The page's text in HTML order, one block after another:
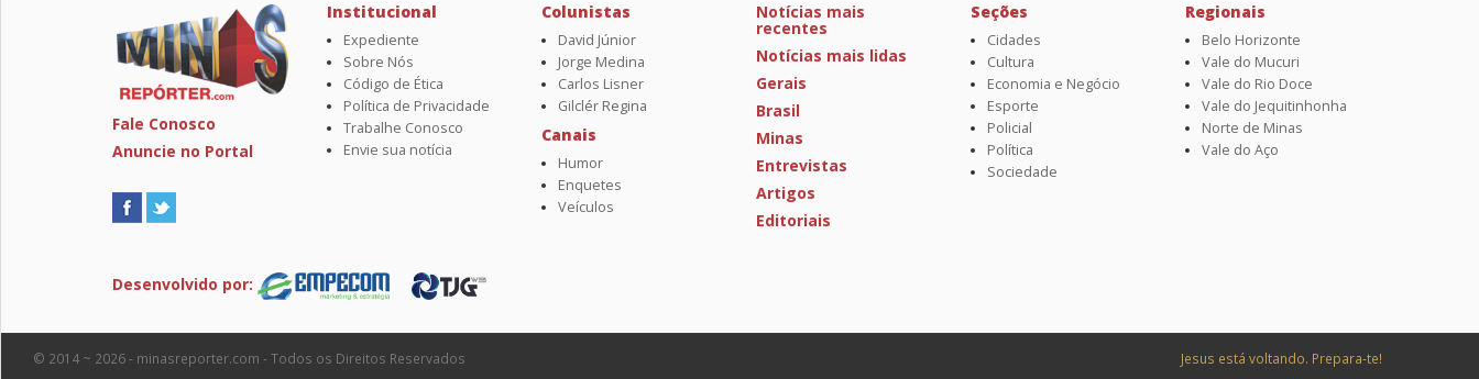
Fale Conosco
Anuncie no Portal
Institucional
Expediente
Sobre Nós
Código de Ética
Política de Privacidade
Trabalhe Conosco
Envie sua notícia
Colunistas
David Júnior
Jorge Medina
Carlos Lisner
Gilclér Regina
Canais
Humor
Enquetes
Veículos
Notícias mais
recentes
Notícias mais lidas
Gerais
Brasil
Minas
Entrevistas
Artigos
Editoriais
Seções
Cidades
Cultura
Economia e Negócio
Esporte
Policial
Política
Sociedade
Regionais
Belo Horizonte
Vale do Mucuri
Vale do Rio Doce
Vale do Jequitinhonha
Norte de Minas
Vale do Aço
Desenvolvido por:
© 2014 ~ 2026 - minasreporter.com - Todos os Direitos Reservados Jesus está voltando. Prepara-te!